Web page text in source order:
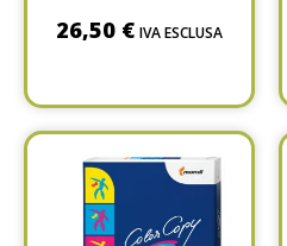
26,50 € IVA ESCLUSA